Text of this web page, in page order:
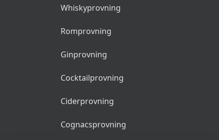
Whiskyprovning
Romprovning
Ginprovning
Cocktailprovning
Ciderprovning
Cognacsprovning